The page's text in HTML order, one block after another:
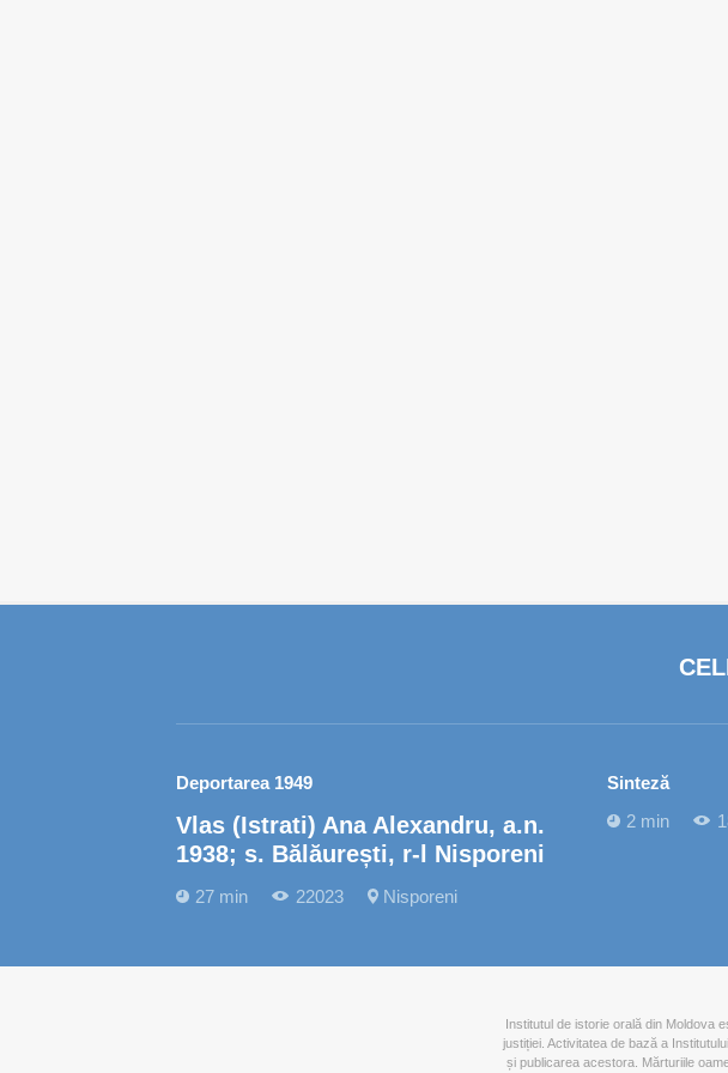
Deportarea 1949
Vlas (Istrati) Ana Alexandru, a.n.
1938; s. Bălăurești, r-l Nisporeni
27 min 22023 Nisporeni
Sinteză
2 min
Institutul de istorie orală din Moldova
justiției. Activitatea de bază a
și publicarea acestora. Mărturiile